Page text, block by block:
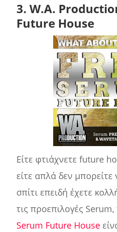
3. W.A.
Future House
Είτε φτιάχνετε future
είτε απλά δεν μπορείτε
σπίτι επειδή έχετε
τις προεπιλογές
Serum Future House